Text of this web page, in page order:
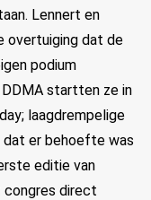
Lennert en
overtuiging dat de
podium
DDMA startten ze in
laagdrempelige
dat er behoefte was
editie van
congres direct